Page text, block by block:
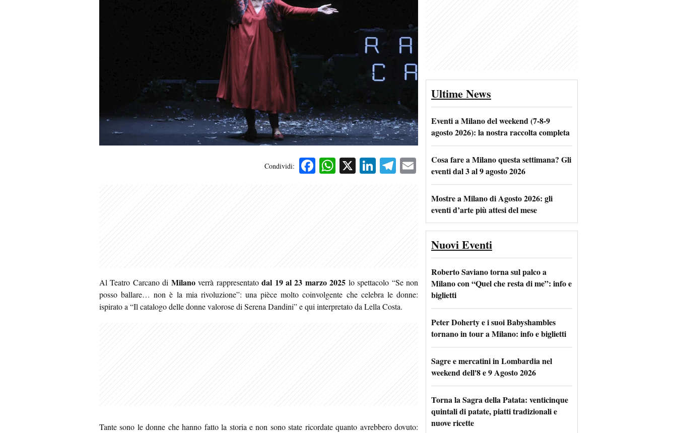
Condividi: Facebook
WhatsApp
X LinkedIn
Telegram
Email
Al Teatro Carcano di Milanoverrà rappresentatodal 19 al 23 marzo 2025 lo spettacolo “Se non
posso ballare… non è la mia rivoluzione”: una pièce molto coinvolgente che celebra le donne:
ispirato a “Il catalogo delle donne valorose di Serena Dandini” e qui interpretato da Lella Costa.
Tante sono le donne che hanno fatto la storia e non sono state ricordate quanto avrebbero dovuto:
Ultime News
Eventi a Milano del weekend (7-8-9
agosto 2026): la nostra raccolta completa
Cosa fare a Milano questa settimana? Gli
eventi dal 3 al 9 agosto 2026
Mostre a Milano di Agosto 2026: gli
eventi d’arte più attesi del mese
Nuovi Eventi
Roberto Saviano torna sul palco a
Milano con “Quel che resta di me”: info e
biglietti
Peter Doherty e i suoi Babyshambles
tornano in tour a Milano: info e biglietti
Sagre e mercatini in Lombardia nel
weekend dell'8 e 9 Agosto 2026
Torna la Sagra della Patata: venticinque
quintali di patate, piatti tradizionali e
nuove ricette